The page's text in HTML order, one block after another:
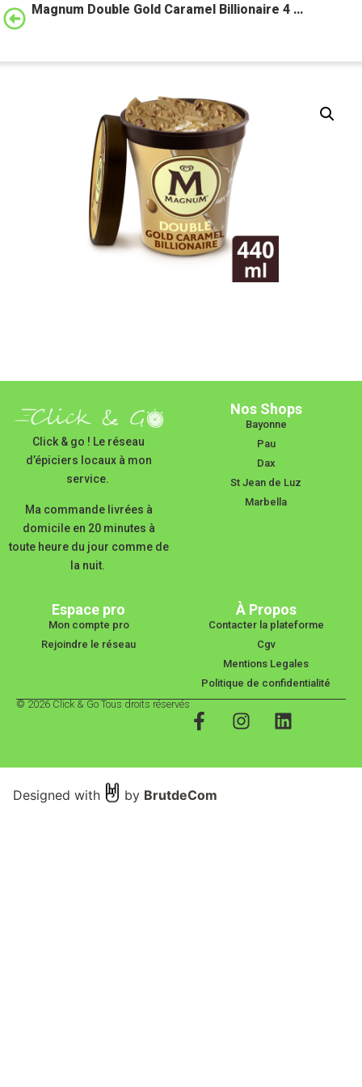
Magnum Double Gold Caramel Billionaire 4 …
Click & go ! Le réseau
d’épiciers locaux à mon
service.
Ma commande livrées à
domicile en 20 minutes à
toute heure du jour comme de
la nuit.
Nos Shops
Bayonne
Pau
Dax
St Jean de Luz
Marbella
Espace pro
Mon compte pro
Rejoindre le réseau
À Propos
Contacter la plateforme
Cgv
Mentions Legales
Politique de confidentialité
© 2026 Click & Go Tous droits réservés
Designed with by BrutdeCom